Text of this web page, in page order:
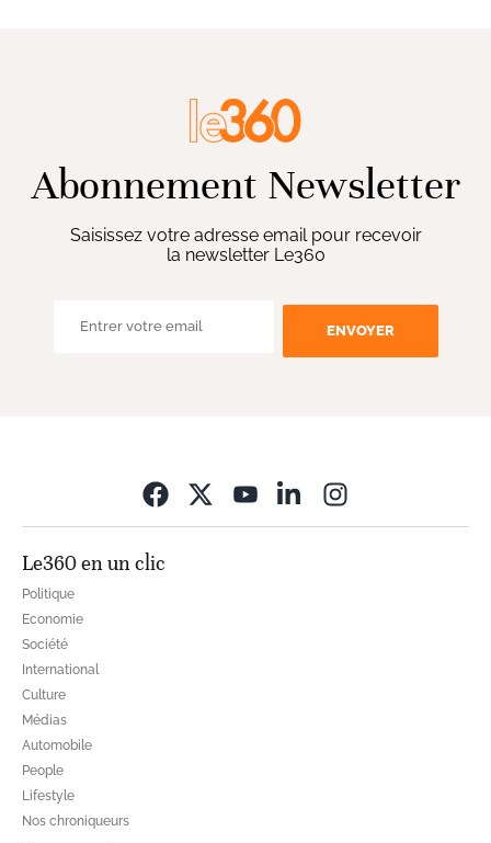
Abonnement Newsletter
Saisissez votre adresse email pour recevoir
la newsletter Le360
ENVOYER
Le360 en un clic
Politique
Economie
Société
International
Culture
Médias
Automobile
People
Lifestyle
Nos chroniqueurs